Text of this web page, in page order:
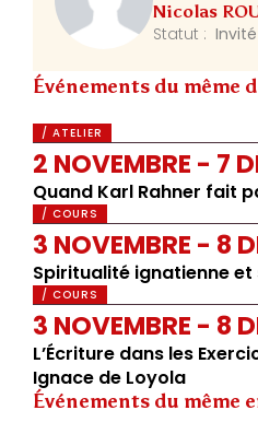
Nicolas
Statut : Invité
Événements du même
/ ATELIER
2 NOVEMBRE - 7
Quand Karl Rahner fait
/ COURS
3 NOVEMBRE - 8
Spiritualité ignatienne
/ COURS
3 NOVEMBRE - 8
L’Écriture dans les
Ignace de Loyola
Événements du même